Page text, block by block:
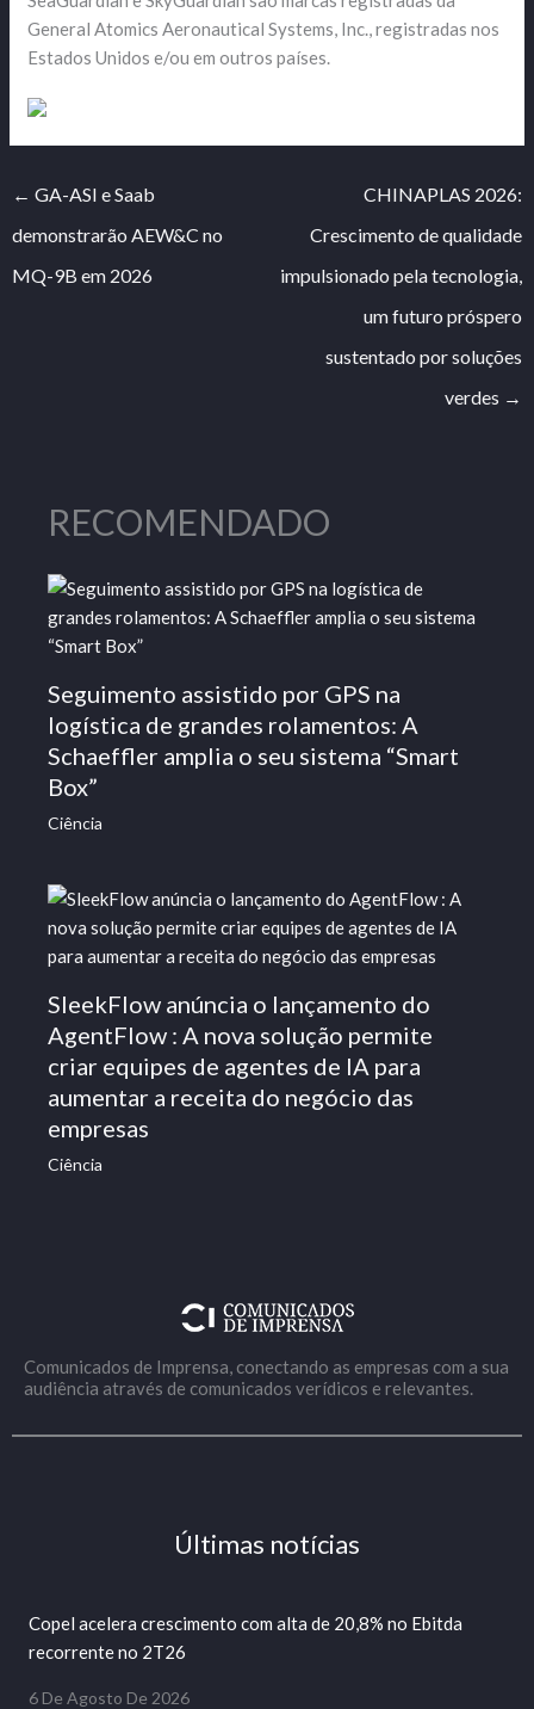
General Atomics Aeronautical Systems, Inc., registradas nos
Estados Unidos e/ou em outros países.
← GA-ASI e Saab
demonstrarão AEW&C no
MQ-9B em 2026
CHINAPLAS 2026:
Crescimento de qualidade
impulsionado pela tecnologia,
um futuro próspero
sustentado por soluções
verdes →
RECOMENDADO
Seguimento assistido por GPS na
logística de grandes rolamentos: A
Schaeffler amplia o seu sistema “Smart
Box”
Ciência
SleekFlow anúncia o lançamento do
AgentFlow : A nova solução permite
criar equipes de agentes de IA para
aumentar a receita do negócio das
empresas
Ciência
Comunicados de Imprensa, conectando as empresas com a sua
audiência através de comunicados verídicos e relevantes.
Últimas notícias
Copel acelera crescimento com alta de 20,8% no Ebitda
recorrente no 2T26
6 De Agosto De 2026